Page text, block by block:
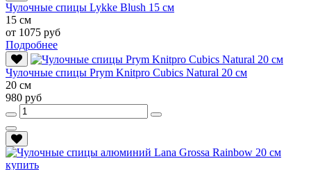
Чулочные спицы Lykke Blush 15 см
15 см
от 1075 руб
Подробнее
Чулочные спицы Prym Knitpro Cubics Natural 20 см
20 см
980 руб